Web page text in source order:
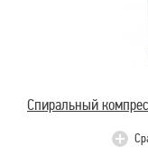
Спиральный